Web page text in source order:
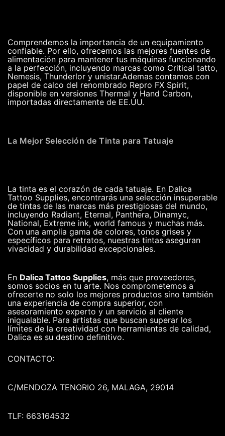
Comprendemos la importancia de un equipamiento
confiable. Por ello, ofrecemos las mejores fuentes de
alimentación para mantener tus máquinas funcionando
a la perfección, incluyendo marcas como Critical tatto,
Nemesis, Thunderlor y unistar.Ademas contamos con
papel de calco del renombrado Repro FX Spirit,
disponible en versiones Thermal y Hand Carbon,
importadas directamente de EE.UU.
La Mejor Selección de Tinta para Tatuaje
La tinta es el corazón de cada tatuaje. En Dalica
Tattoo Supplies, encontrarás una selección insuperable
de tintas de las marcas más prestigiosas del mundo,
incluyendo Radiant, Eternal, Panthera, Dinamyc,
National, Extreme ink, world famous y muchas más.
Con una amplia gama de colores, tonos grises y
específicos para retratos, nuestras tintas aseguran
vivacidad y durabilidad excepcionales.
En Dalica Tattoo Supplies, más que proveedores,
somos socios en tu arte. Nos comprometemos a
ofrecerte no solo los mejores productos sino también
una experiencia de compra superior, con
asesoramiento experto y un servicio al cliente
inigualable. Para artistas que buscan superar los
límites de la creatividad con herramientas de calidad,
Dalica es su destino definitivo.
CONTACTO:
C/MENDOZA TENORIO 26, MALAGA, 29014
TLF: 663164532